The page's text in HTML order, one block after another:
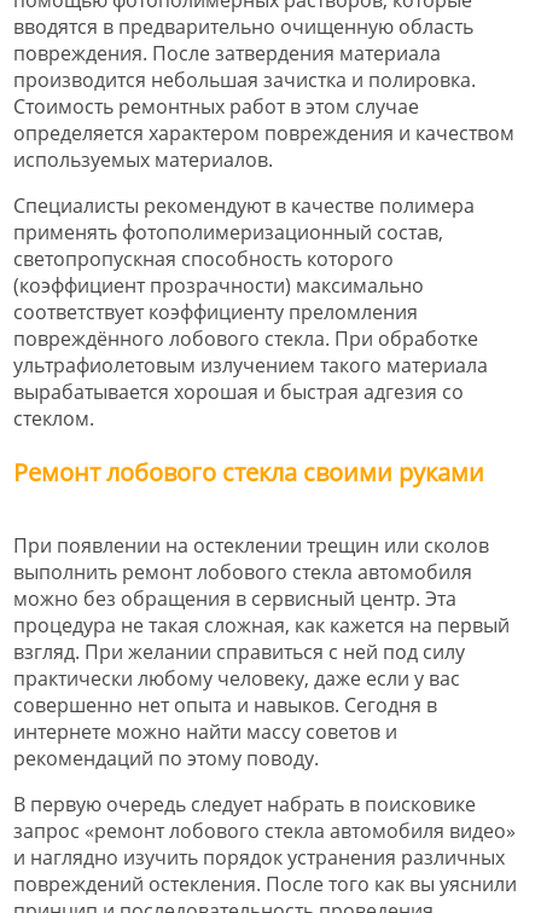
вводятся в предварительно очищенную область
повреждения. После затвердения материала
производится небольшая зачистка и полировка.
Стоимость ремонтных работ в этом случае
определяется характером повреждения и качеством
используемых материалов.
Специалисты рекомендуют в качестве полимера
применять фотополимеризационный состав,
светопропускная способность которого
(коэффициент прозрачности) максимально
соответствует коэффициенту преломления
повреждённого лобового стекла. При обработке
ультрафиолетовым излучением такого материала
вырабатывается хорошая и быстрая адгезия со
стеклом.
Ремонт лобового стекла своими руками
При появлении на остеклении трещин или сколов
выполнить ремонт лобового стекла автомобиля
можно без обращения в сервисный центр. Эта
процедура не такая сложная, как кажется на первый
взгляд. При желании справиться с ней под силу
практически любому человеку, даже если у вас
совершенно нет опыта и навыков. Сегодня в
интернете можно найти массу советов и
рекомендаций по этому поводу.
В первую очередь следует набрать в поисковике
запрос «ремонт лобового стекла автомобиля видео»
и наглядно изучить порядок устранения различных
повреждений остекления. После того как вы уяснили